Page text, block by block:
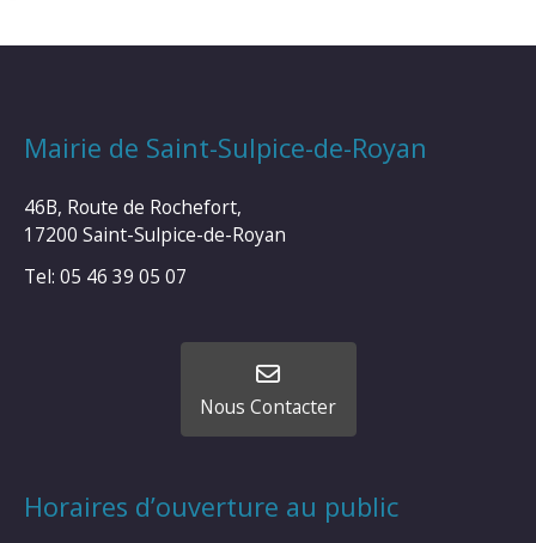
Mairie de Saint-Sulpice-de-Royan
46B, Route de Rochefort,
17200 Saint-Sulpice-de-Royan
Tel: 05 46 39 05 07
Nous Contacter
Horaires d’ouverture au public